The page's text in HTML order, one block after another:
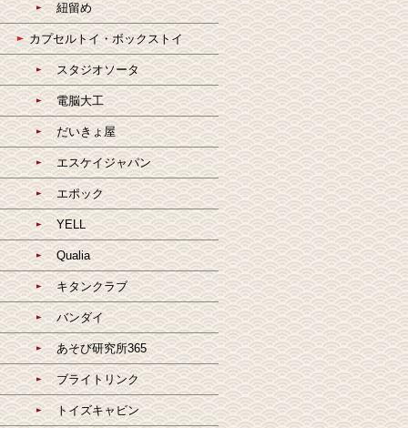
紐留め
カプセルトイ・ボックストイ
スタジオソータ
電脳大工
だいきょ屋
エスケイジャパン
エポック
YELL
Qualia
キタンクラブ
バンダイ
あそび研究所365
ブライトリンク
トイズキャビン